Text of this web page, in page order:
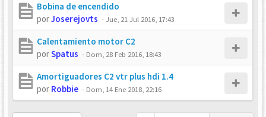
Bobina de encendido
porJoserejovts -Jue, 21 Jul 2016, 17:43
Calentamiento motor C2
porSpatus - Dom, 28 Feb 2016, 18:43
Amortiguadores C2 vtr plus hdi 1.4
por Robbie - Dom, 14 Ene 2018, 22:16